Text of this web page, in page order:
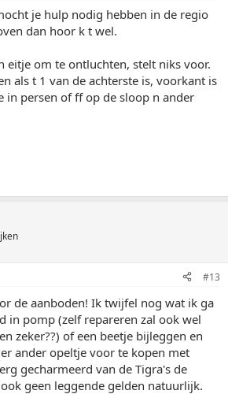
je hulp nodig hebben in de regio
dan hoor k t wel.
eitje om te ontluchten, stelt niks voor.
als t 1 van de achterste is, voorkant is
in persen of ff op de sloop n ander
#13
de aanboden! Ik twijfel nog wat ik ga
in pomp (zelf repareren zal ook wel
zeker??) of een beetje bijleggen en
ander opeltje voor te kopen met
gecharmeerd van de Tigra's de
geen leggende gelden natuurlijk.